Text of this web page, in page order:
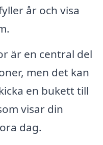
år och visa
är en central del
men det kan
en bukett till
visar din
dag.